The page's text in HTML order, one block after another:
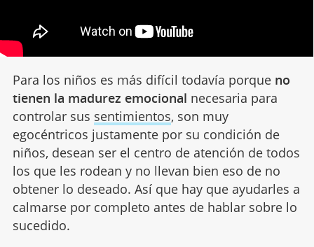
Para los niños es más difícil todavía porque no
tienen la madurez emocional necesaria para
controlar sus sentimientos, son muy
egocéntricos justamente por su condición de
niños, desean ser el centro de atención de todos
los que les rodean y no llevan bien eso de no
obtener lo deseado. Así que hay que ayudarles a
calmarse por completo antes de hablar sobre lo
sucedido.